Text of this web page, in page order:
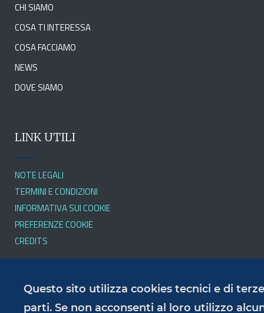
CHI SIAMO
COSA TI INTERESSA
COSA FACCIAMO
NEWS
DOVE SIAMO
LINK UTILI
NOTE LEGALI
TERMINI E CONDIZIONI
INFORMATIVA SUI COOKIE
PREFERENZE COOKIE
CREDITS
SERVIZI
Questo sito utilizza cookies tecnici e di terze
parti. Se non acconsenti al loro utilizzo